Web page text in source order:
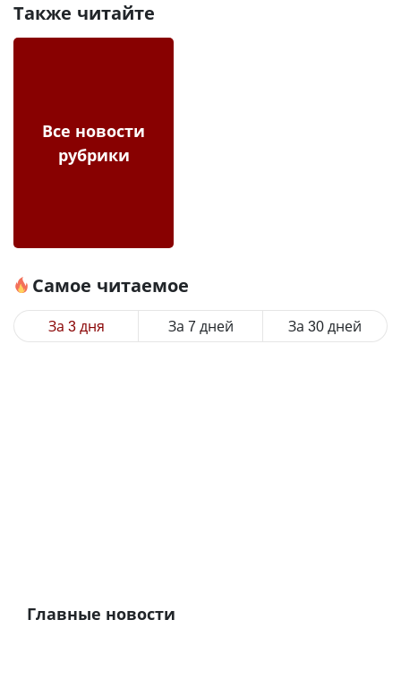
Также читайте
Все новости
рубрики
Самое читаемое
За 3 дня За 7 дней За 30 дней
Главные новости